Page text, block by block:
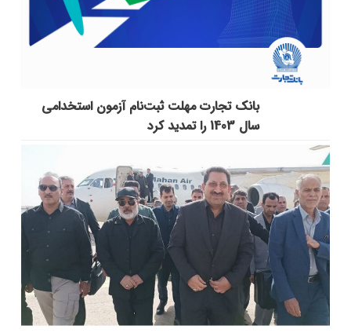
بانک تجارت مهلت ثبت‌نام آزمون استخدامی
سال 1403 را تمدید کرد